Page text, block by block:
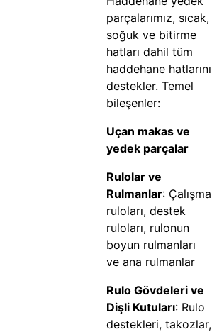
parçalarımız, sıcak,
soğuk ve bitirme
hatları dahil tüm
haddehane hatlarını
destekler. Temel
bileşenler:
Uçan makas ve
yedek parçalar
Rulolar ve
Rulmanlar: Çalışma
ruloları, destek
ruloları, rulonun
boyun rulmanları
ve ana rulmanlar
Rulo Gövdeleri ve
Dişli Kutuları: Rulo
destekleri, takozlar,